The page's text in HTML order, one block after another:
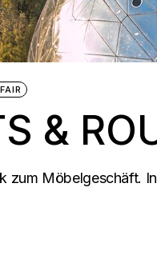
&
zum Möbelgeschäft.